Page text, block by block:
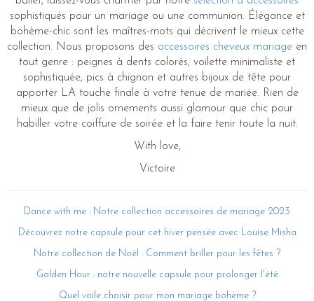
sophistiqués pour un mariage ou une communion. Élégance et
bohème-chic sont les maîtres-mots qui décrivent le mieux cette
collection. Nous proposons des accessoires cheveux mariage en
tout genre : peignes à dents colorés, voilette minimaliste et
sophistiquée, pics à chignon et autres bijoux de tête pour
apporter LA touche finale à votre tenue de mariée. Rien de
mieux que de jolis ornements aussi glamour que chic pour
habiller votre coiffure de soirée et la faire tenir toute la nuit.
With love,
Victoire
Dance with me : Notre collection accessoires de mariage 2023
Découvrez notre capsule pour cet hiver pensée avec Louise Misha
Notre collection de Noël : Comment briller pour les fêtes ?
Golden Hour : notre nouvelle capsule pour prolonger l'été
Quel voile choisir pour mon mariage bohème ?